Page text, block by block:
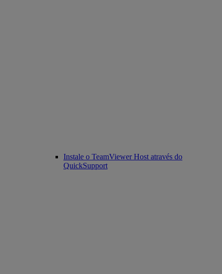
Instale o TeamViewer Host através do
QuickSupport